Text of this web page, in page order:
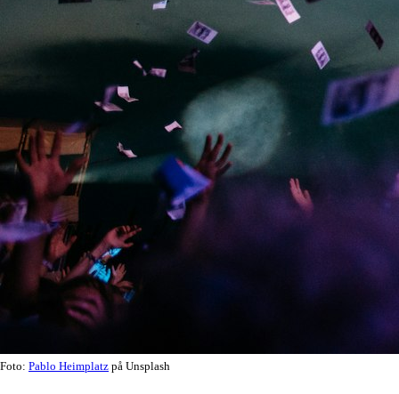
Foto: Pablo Heimplatz på Unsplash